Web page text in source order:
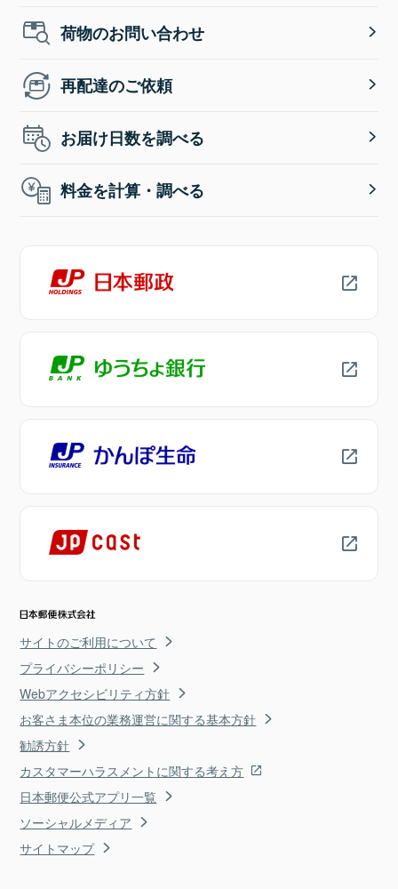
荷物のお問い合わせ
再配達のご依頼
お届け日数を調べる
料金を計算・調べる
サイトのご利用について
プライバシーポリシー
Webアクセシビリティ方針
お客さま本位の業務運営に関する基本方針
勧誘方針
カスタマーハラスメントに関する考え方
日本郵便公式アプリ一覧
ソーシャルメディア
サイトマップ